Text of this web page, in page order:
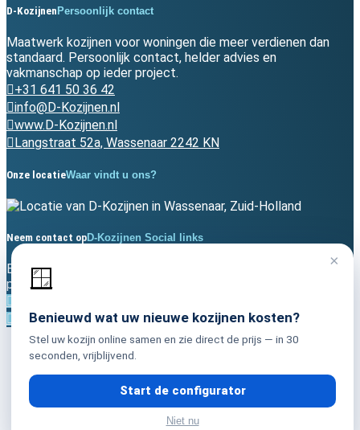
D-KozijnenPersoonlijk contact
Maatwerk kozijnen voor woningen die meer verdienen dan
standaard. Persoonlijk contact, helder advies en
vakmanschap op ieder project.
+31 641 50 36 42
info@D-Kozijnen.nl
www.D-Kozijnen.nl
Langstraat 52a, Wassenaar 2242 KN
Onze locatieWaar vindt u ons?
Neem contact opD-Kozijnen Social links
Blijf verbonden met ons bedrijf en ontdek onze recente
projecten, updates en inspiratie.
Algemene Voorwaarden
Privacybeleid
Cookiebeleid (EU)
×
🪟
Benieuwd wat uw nieuwe kozijnen kosten?
Stel uw kozijn online samen en zie direct de prijs — in 30
seconden, vrijblijvend.
Start de configurator
Niet nu